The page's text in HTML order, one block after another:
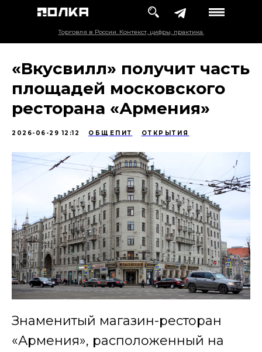
Торговля в России. Контекст, цифры, практика.
«Вкусвилл» получит часть
площадей московского
ресторана «Армения»
2026-06-29 12:12 ОБЩЕПИТ ОТКРЫТИЯ
Знаменитый магазин-ресторан
«Армения», расположенный на